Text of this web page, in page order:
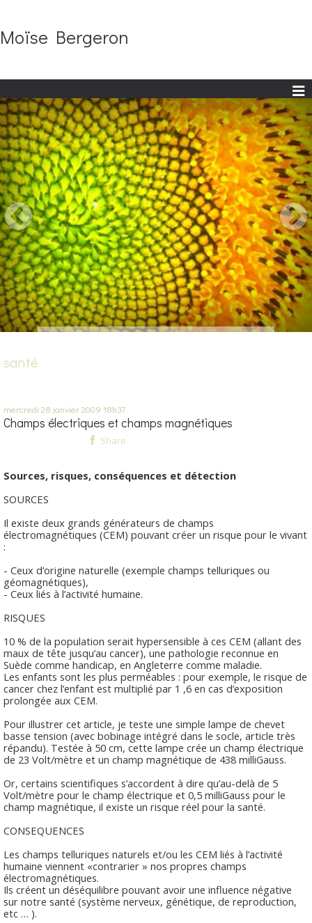
Moïse Bergeron
santé
mercredi 28 janvier 2009 18h37
Champs électriques et champs magnétiques
Share
Sources, risques, conséquences et détection
SOURCES
Il existe deux grands générateurs de champs
électromagnétiques (CEM) pouvant créer un risque pour le vivant
:
- Ceux d’origine naturelle (exemple champs telluriques ou
géomagnétiques),
- Ceux liés à l’activité humaine.
RISQUES
10 % de la population serait hypersensible à ces CEM (allant des
maux de tête jusqu’au cancer), une pathologie reconnue en
Suède comme handicap, en Angleterre comme maladie.
Les enfants sont les plus perméables : pour exemple, le risque de
cancer chez l’enfant est multiplié par 1 ,6 en cas d’exposition
prolongée aux CEM.
Pour illustrer cet article, je teste une simple lampe de chevet
basse tension (avec bobinage intégré dans le socle, article très
répandu). Testée à 50 cm, cette lampe crée un champ électrique
de 23 Volt/mètre et un champ magnétique de 438 milliGauss.
Or, certains scientifiques s’accordent à dire qu’au-delà de 5
Volt/mètre pour le champ électrique et 0,5 milliGauss pour le
champ magnétique, il existe un risque réel pour la santé.
CONSEQUENCES
Les champs telluriques naturels et/ou les CEM liés à l’activité
humaine viennent «contrarier » nos propres champs
électromagnétiques.
Ils créent un déséquilibre pouvant avoir une influence négative
sur notre santé (système nerveux, génétique, de reproduction,
etc … ).